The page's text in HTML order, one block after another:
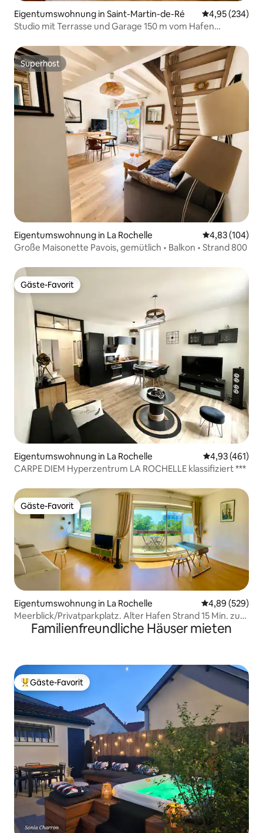
Eigentumswohnung in Saint-Martin-de-Ré
4,95 (234)
Studio mit Terrasse und Garage 150 m vom Hafen
Superhost
Superhost
Eigentumswohnung in La Rochelle
4,83 (104)
Große Maisonette Pavois, gemütlich • Balkon • Strand 800
Gäste-Favorit
Gäste-Favorit
Eigentumswohnung in La Rochelle
4,93 (461)
CARPE DIEM Hyperzentrum LA ROCHELLE klassifiziert ***
Gäste-Favorit
Gäste-Favorit
Eigentumswohnung in La Rochelle
4,89 (529)
Meerblick/Privatparkplatz. Alter Hafen Strand 15 Min. zu
Familienfreundliche Häuser mieten
Beliebter Gäste-Favorit.
Gäste-Favorit